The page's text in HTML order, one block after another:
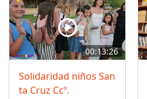
00:13:26
Solidaridad niños San
ta Cruz Ccº.